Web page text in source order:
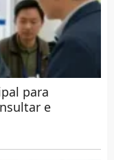
para
e